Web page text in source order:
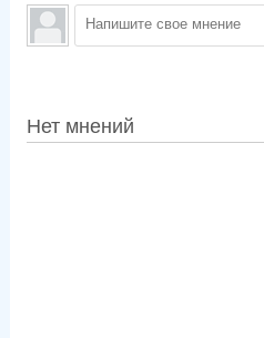
Нет мнений